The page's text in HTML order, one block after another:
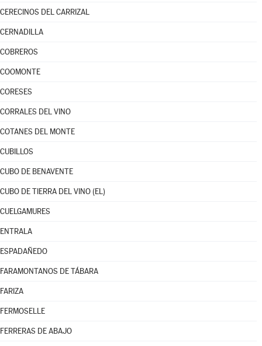
CERECINOS DEL CARRIZAL
CERNADILLA
COBREROS
COOMONTE
CORESES
CORRALES DEL VINO
COTANES DEL MONTE
CUBILLOS
CUBO DE BENAVENTE
CUBO DE TIERRA DEL VINO (EL)
CUELGAMURES
ENTRALA
ESPADAÑEDO
FARAMONTANOS DE TÁBARA
FARIZA
FERMOSELLE
FERRERAS DE ABAJO